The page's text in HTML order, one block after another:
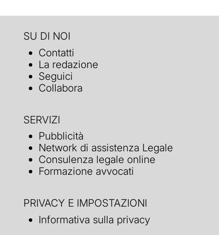
SU DI NOI
Contatti
La redazione
Seguici
Collabora
SERVIZI
Pubblicità
Network di assistenza Legale
Consulenza legale online
Formazione avvocati
PRIVACY E IMPOSTAZIONI
Informativa sulla privacy